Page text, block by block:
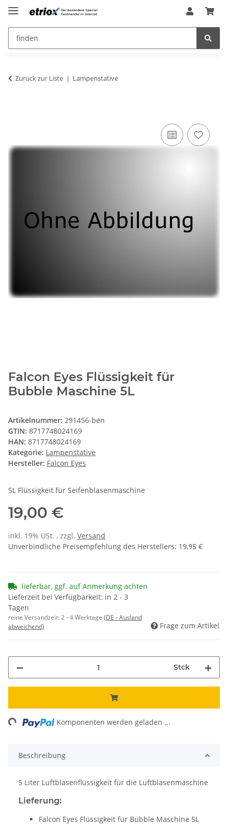
Zurück zur Liste Lampenstative
Falcon Eyes Flüssigkeit für
Bubble Maschine 5L
Artikelnummer: 291456-ben
GTIN: 8717748024169
HAN: 8717748024169
Kategorie: Lampenstative
Hersteller: Falcon Eyes
5L Flüssigkeit für Seifenblasenmaschine
19,00 €
inkl. 19% USt. , zzgl. Versand
Unverbindliche Preisempfehlung des Herstellers: 19,95 €
lieferbar, ggf. auf Anmerkung achten
Lieferzeit bei Verfügbarkeit: in 2 - 3
Tagen
reine Versandzeit:2 - 4 Werktage (DE - Ausland
abweichend)
Frage zum Artikel
Stck
Komponenten werden geladen ...
Beschreibung
5 Liter Luftblasenflüssigkeit für die Luftblasenmaschine
Lieferung:
Falcon Eyes Flüssigkeit für Bubble Maschine 5L